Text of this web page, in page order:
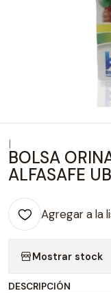
BOLSA
ALFASAFE
Agregar a la
Mostrar stock
DESCRIPCIÓN